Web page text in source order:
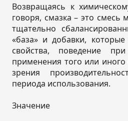
Возвращаясь к
говоря, смазка – это смесь
тщательно
«база» и добавки,
свойства, поведение
применения того или иного
зрения
периода использования.
Значение